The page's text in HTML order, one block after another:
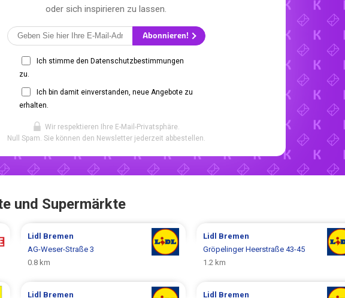
oder sich inspirieren zu lassen.
Abonnieren!
Ich stimme den Datenschutzbestimmungen
zu.
Ich bin damit einverstanden, neue Angebote zu
erhalten.
Wir respektieren Ihre E-Mail-Privatsphäre.
Null Spam. Sie können den Newsletter jederzeit abbestellen.
und Supermärkte
Lidl Bremen
AG-Weser-Straße 3
0.8 km
Lidl Bremen
Gröpelinger Heerstraße 43-45
1.2 km
Lidl Bremen
Lidl Bremen